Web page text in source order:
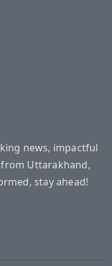
news, impactful
Uttarakhand,
stay ahead!